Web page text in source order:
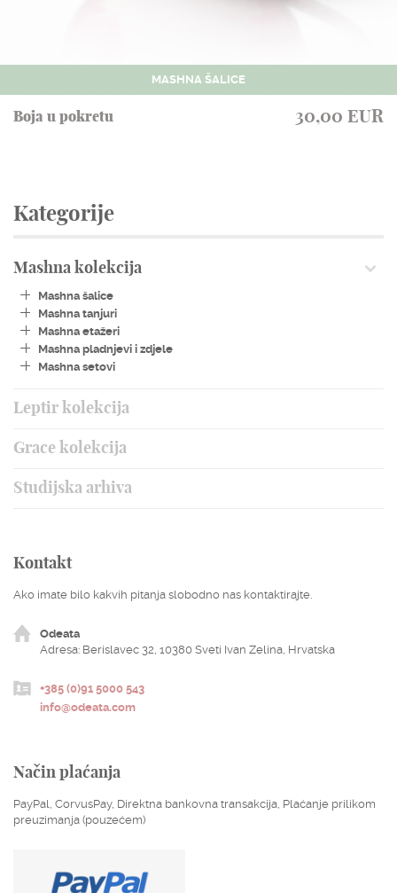
ENGLISH
MASHNA ŠALICE
Boja u pokretu 30,00 EUR
Kategorije
Mashna kolekcija
Mashna šalice
Mashna tanjuri
Mashna etažeri
Mashna pladnjevi i zdjele
Mashna setovi
Leptir kolekcija
Grace kolekcija
Studijska arhiva
Kontakt
Ako imate bilo kakvih pitanja slobodno nas kontaktirajte.
Odeata
Adresa: Berislavec 32, 10380 Sveti Ivan Zelina, Hrvatska
+385 (0)91 5000 543
info@odeata.com
Način plaćanja
PayPal, CorvusPay, Direktna bankovna transakcija, Plaćanje prilikom
preuzimanja (pouzećem)